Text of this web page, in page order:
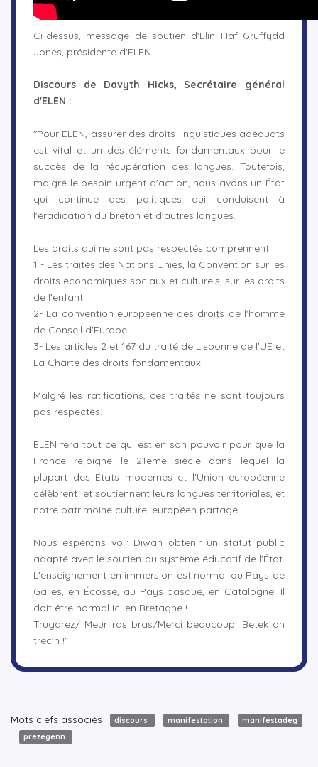
Ci-dessus, message de soutien d'Elin Haf Gruffydd
Jones, présidente d'ELEN
Discours de Davyth Hicks, Secrétaire général
d'ELEN :
"Pour ELEN, assurer des droits linguistiques adéquats
est vital et un des éléments fondamentaux pour le
succès de la récupération des langues. Toutefois,
malgré le besoin urgent d'action, nous avons un État
qui continue des politiques qui conduisent à
l'éradication du breton et d'autres langues.
Les droits qui ne sont pas respectés comprennent :
1 - Les traités des Nations Unies, la Convention sur les
droits économiques sociaux et culturels, sur les droits
de l'enfant.
2- La convention européenne des droits de l'homme
de Conseil d'Europe.
3- Les articles 2 et 167 du traité de Lisbonne de l'UE et
La Charte des droits fondamentaux.
Malgré les ratifications, ces traités ne sont toujours
pas respectés.
ELEN fera tout ce qui est en son pouvoir pour que la
France rejoigne le 21eme siècle dans lequel la
plupart des États modernes et l'Union européenne
célèbrent et soutiennent leurs langues territoriales, et
notre patrimoine culturel européen partagé.
Nous espérons voir Diwan obtenir un statut public
adapté avec le soutien du système éducatif de l'État.
L'enseignement en immersion est normal au Pays de
Galles, en Écosse, au Pays basque, en Catalogne. Il
doit être normal ici en Bretagne !
Trugarez/ Meur ras bras/Merci beaucoup. Betek an
trec'h !"
Mots clefs associés : discours manifestation
manifestadeg
prezegenn